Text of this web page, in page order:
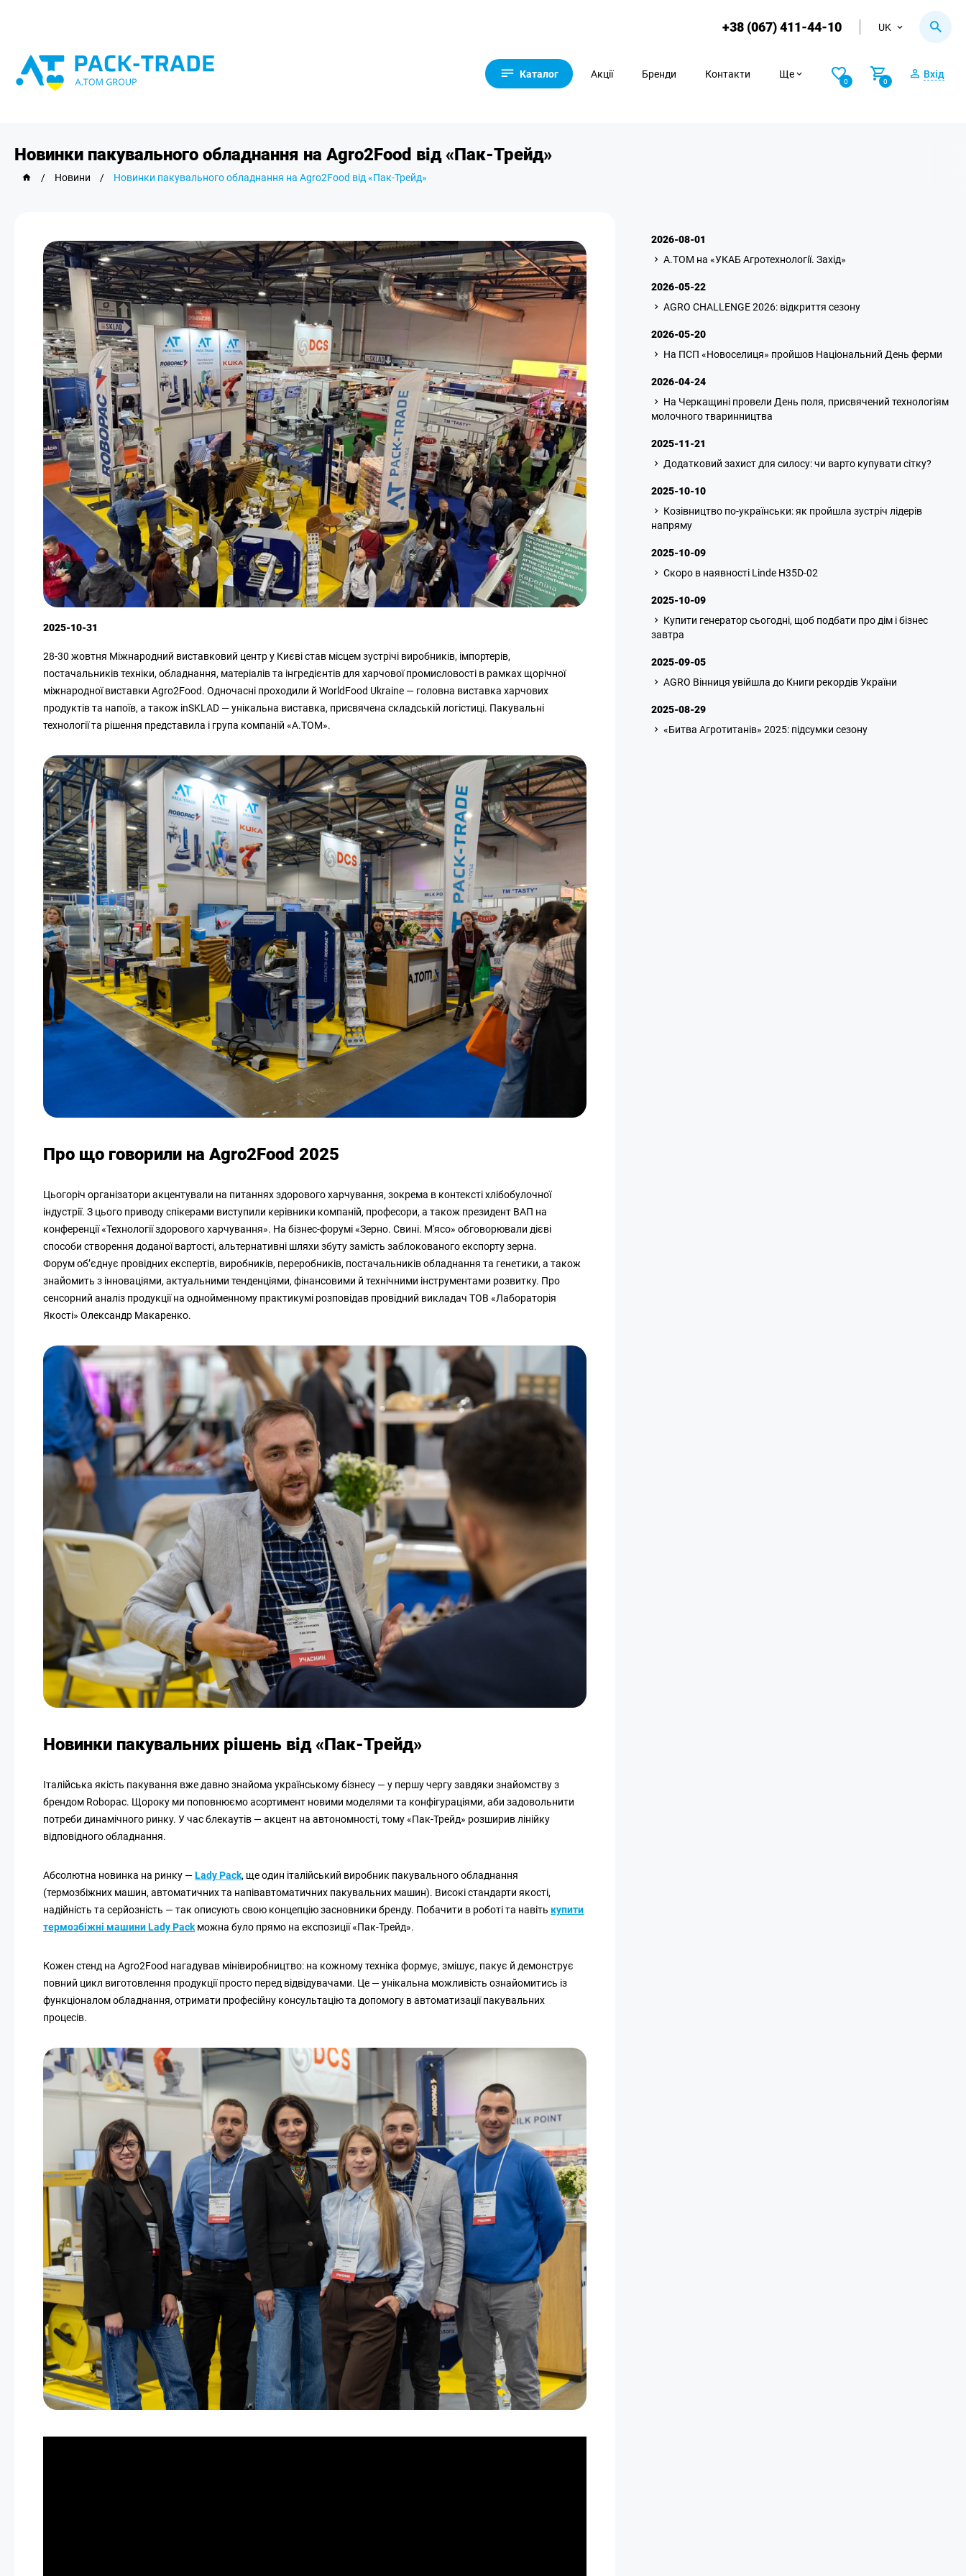
+38 (067) 411-44-10 UK
Каталог Акції Бренди Контакти Ще
0 0
Вхід
Новинки пакувального обладнання на Agro2Food від «Пак-Трейд»
/ Новини / Новинки пакувального обладнання на Agro2Food від «Пак-Трейд»
2025-10-31
28-30 жовтня Міжнародний виставковий центр у Києві став місцем зустрічі виробників, імпортерів,
постачальників техніки, обладнання, матеріалів та інгредієнтів для харчової промисловості в рамках щорічної
міжнародної виставки Agro2Food. Одночасні проходили й WorldFood Ukraine — головна виставка харчових
продуктів та напоїв, а також inSKLAD — унікальна виставка, присвячена складській логістиці. Пакувальні
технології та рішення представила і група компаній «А.ТОМ».
Про що говорили на Agro2Food 2025
Цьогоріч організатори акцентували на питаннях здорового харчування, зокрема в контексті хлібобулочної
індустрії. З цього приводу спікерами виступили керівники компаній, професори, а також президент ВАП на
конференції «Технології здорового харчування». На бізнес-форумі «Зерно. Свині. М'ясо» обговорювали дієві
способи створення доданої вартості, альтернативні шляхи збуту замість заблокованого експорту зерна.
Форум об’єднує провідних експертів, виробників, переробників, постачальників обладнання та генетики, а також
знайомить з інноваціями, актуальними тенденціями, фінансовими й технічними інструментами розвитку. Про
сенсорний аналіз продукції на однойменному практикумі розповідав провідний викладач ТОВ «Лабораторія
Якості» Олександр Макаренко.
Новинки пакувальних рішень від «Пак-Трейд»
Італійська якість пакування вже давно знайома українському бізнесу — у першу чергу завдяки знайомству з
брендом Robopac. Щороку ми поповнюємо асортимент новими моделями та конфігураціями, аби задовольнити
потреби динамічного ринку. У час блекаутів — акцент на автономності, тому «Пак-Трейд» розширив лінійку
відповідного обладнання.
Абсолютна новинка на ринку —Lady Pack, ще один італійський виробник пакувального обладнання
(термозбіжних машин, автоматичних та напівавтоматичних пакувальних машин). Високі стандарти якості,
надійність та серйозність — так описують свою концепцію засновники бренду. Побачити в роботі та навіть купити
термозбіжні машини Lady Pack можна було прямо на експозиції «Пак-Трейд».
Кожен стенд на Agro2Food нагадував мінівиробництво: на кожному техніка формує, змішує, пакує й демонструє
повний цикл виготовлення продукції просто перед відвідувачами. Це — унікальна можливість ознайомитись із
функціоналом обладнання, отримати професійну консультацію та допомогу в автоматизації пакувальних
процесів.
2026-08-01
A.TOM на «УКАБ Агротехнології. Захід»
2026-05-22
AGRO CHALLENGE 2026: відкриття сезону
2026-05-20
На ПСП «Новоселиця» пройшов Національний День ферми
2026-04-24
На Черкащині провели День поля, присвячений технологіям
молочного тваринництва
2025-11-21
Додатковий захист для силосу: чи варто купувати сітку?
2025-10-10
Козівництво по-українськи: як пройшла зустріч лідерів
напряму
2025-10-09
Скоро в наявності Linde H35D-02
2025-10-09
Купити генератор сьогодні, щоб подбати про дім і бізнес
завтра
2025-09-05
AGRO Вінниця увійшла до Книги рекордів України
2025-08-29
«Битва Агротитанів» 2025: підсумки сезону